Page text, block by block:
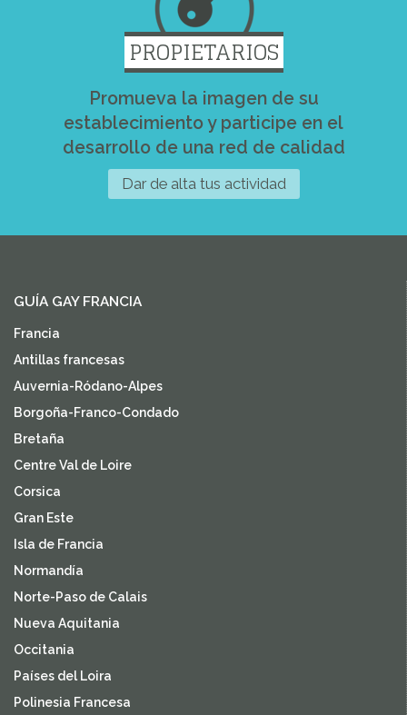
PROPIETARIOS
Promueva la imagen de su
establecimiento y participe en el
desarrollo de una red de calidad
Dar de alta tus actividad
GUÍA GAY FRANCIA
Francia
Antillas francesas
Auvernia-Ródano-Alpes
Borgoña-Franco-Condado
Bretaña
Centre Val de Loire
Corsica
Gran Este
Isla de Francia
Normandía
Norte-Paso de Calais
Nueva Aquitania
Occitania
Países del Loira
Polinesia Francesa